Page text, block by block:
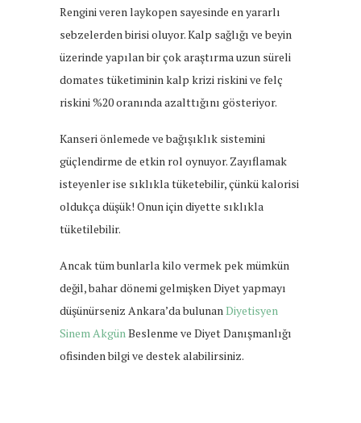
Rengini veren laykopen sayesinde en yararlı
sebzelerden birisi oluyor. Kalp sağlığı ve beyin
üzerinde yapılan bir çok araştırma uzun süreli
domates tüketiminin kalp krizi riskini ve felç
riskini %20 oranında azalttığını gösteriyor.
Kanseri önlemede ve bağışıklık sistemini
güçlendirme de etkin rol oynuyor. Zayıflamak
isteyenler ise sıklıkla tüketebilir, çünkü kalorisi
oldukça düşük! Onun için diyette sıklıkla
tüketilebilir.
Ancak tüm bunlarla kilo vermek pek mümkün
değil, bahar dönemi gelmişken Diyet yapmayı
düşünürseniz Ankara’da bulunanDiyetisyen
Sinem AkgünBeslenme ve Diyet Danışmanlığı
ofisinden bilgi ve destek alabilirsiniz.